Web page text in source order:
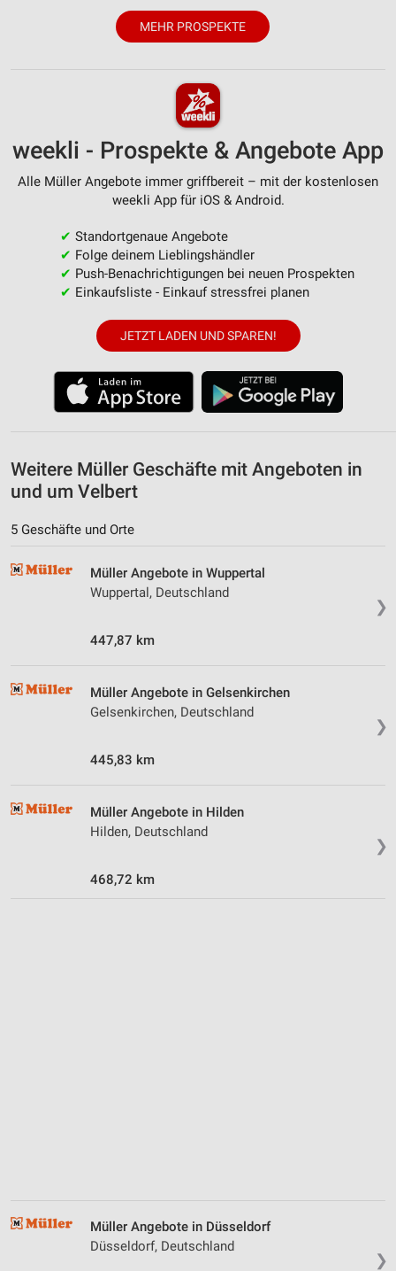
MEHR PROSPEKTE
weekli - Prospekte & Angebote App
Alle Müller Angebote immer griffbereit – mit der kostenlosen
weekli App für iOS & Android.
✔ Standortgenaue Angebote
✔ Folge deinem Lieblingshändler
✔ Push-Benachrichtigungen bei neuen Prospekten
✔ Einkaufsliste - Einkauf stressfrei planen
JETZT LADEN UND SPAREN!
Weitere Müller Geschäfte mit Angeboten in
und um Velbert
5 Geschäfte und Orte
❯
Müller Angebote in Wuppertal
Wuppertal, Deutschland
447,87 km
❯
Müller Angebote in Gelsenkirchen
Gelsenkirchen, Deutschland
445,83 km
❯
Müller Angebote in Hilden
Hilden, Deutschland
468,72 km
❯
Müller Angebote in Düsseldorf
Düsseldorf, Deutschland